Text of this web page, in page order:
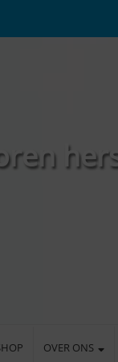
OVER ONS